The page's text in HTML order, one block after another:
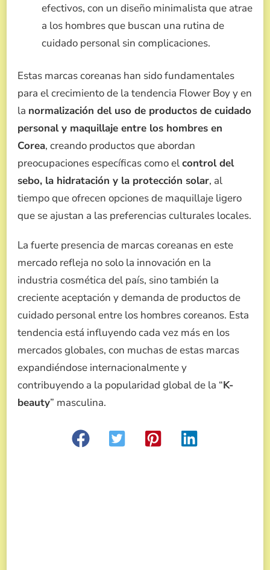
efectivos, con un diseño minimalista que atrae
a los hombres que buscan una rutina de
cuidado personal sin complicaciones.
Estas marcas coreanas han sido fundamentales
para el crecimiento de la tendencia Flower Boy y en
la normalización del uso de productos de cuidado
personal y maquillaje entre los hombres en
Corea, creando productos que abordan
preocupaciones específicas como elcontrol del
sebo, la hidratación y la protección solar, al
tiempo que ofrecen opciones de maquillaje ligero
que se ajustan a las preferencias culturales locales.
La fuerte presencia de marcas coreanas en este
mercado refleja no solo la innovación en la
industria cosmética del país, sino también la
creciente aceptación y demanda de productos de
cuidado personal entre los hombres coreanos. Esta
tendencia está influyendo cada vez más en los
mercados globales, con muchas de estas marcas
expandiéndose internacionalmente y
contribuyendo a la popularidad global de la “K-
beauty” masculina.